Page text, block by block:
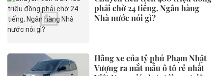
phải chờ 24 tiếng, Ngân hàng
Nhà nước nói gì?
Hãng xe của tỷ phú Phạm Nhật
Vượng ra mắt mẫu ô tô rẻ nhất